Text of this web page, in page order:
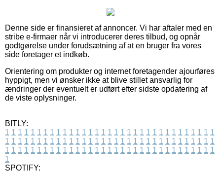
Denne side er finansieret af annoncer. Vi har aftaler med en
stribe e-firmaer når vi introducerer deres tilbud, og opnår
godtgørelse under forudsætning af at en bruger fra vores
side foretager et indkøb.
Orientering om produkter og internet foretagender ajourføres
hyppigt, men vi ønsker ikke at blive stillet ansvarlig for
ændringer der eventuelt er udført efter sidste opdatering af
de viste oplysninger.
BITLY:
1 1 1 1 1 1 1 1 1 1 1 1 1 1 1 1 1 1 1 1 1 1 1 1 1 1 1 1 1 1 1 1 1
1 1 1 1 1 1 1 1 1 1 1 1 1 1 1 1 1 1 1 1 1 1 1 1 1 1 1 1 1 1 1 1 1
1 1 1 1 1 1 1 1 1 1 1 1 1 1 1 1 1 1 1 1 1 1 1 1 1 1 1 1 1 1 1 1 1
1
SPOTIFY: